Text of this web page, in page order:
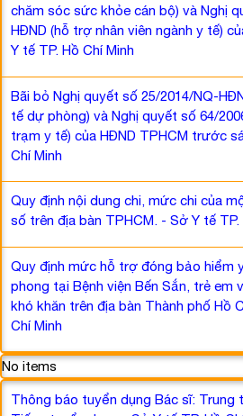
chăm sóc sức khỏe cán bộ) và Nghị
HĐND (hỗ trợ nhân viên ngành y tế)
Y tế TP. Hồ Chí Minh
Bãi bỏ Nghị quyết số 25/2014/NQ-
tế dự phòng) và Nghị quyết số 64/
trạm y tế) của HĐND TPHCM trước
Chí Minh
Quy định nội dung chi, mức chi của
số trên địa bàn TPHCM. - Sở Y tế TP.
Quy định mức hỗ trợ đóng bảo hiểm
phong tại Bệnh viện Bến Sắn, trẻ em
khó khăn trên địa bàn Thành phố Hồ
Chí Minh
No items
Thông báo tuyển dụng Bác sĩ: Trung